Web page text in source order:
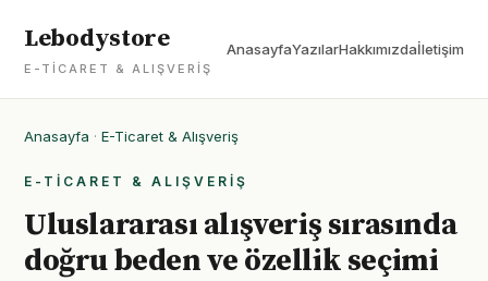
Lebodystore
E-TICARET & ALIŞVERIŞ
AnasayfaYazılarHakkımızdaİletişim
Anasayfa · E-Ticaret & Alışveriş
E-TICARET & ALIŞVERIŞ
Uluslararası alışveriş sırasında
doğru beden ve özellik seçimi